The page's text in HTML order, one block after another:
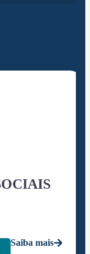
Saiba mais